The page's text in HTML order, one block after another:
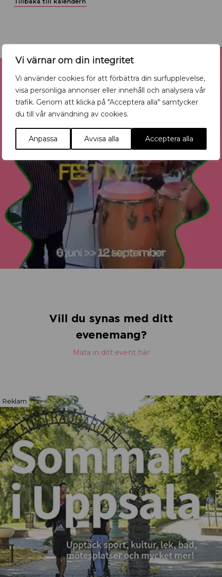
Vi värnar om din integritet
Vi använder cookies för att förbättra din surfupplevelse,
visa personliga annonser eller innehåll och analysera vår
trafik. Genom att klicka på "Acceptera alla" samtycker
du till vår användning av cookies.
Anpassa Avvisa alla Acceptera alla
Vill du synas med ditt
evenemang?
Mata in ditt event här
Reklam